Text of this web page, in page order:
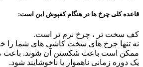
قاعده کلی چرخ ها در هنگام کفپوش این است:
کف سخت تر ، چرخ نرم تر است.
نه تنها چرخ های سخت کاشی های شما را
ممکن است باعث شکستن آن شوند.
یک دوره زمانی ناهموار یا ناخوشایند شود.